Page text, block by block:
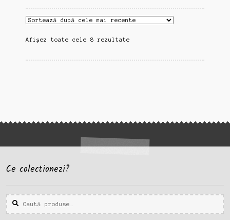
Afișez toate cele 8 rezultateSortat
cele
Ce colectionezi?
Caută
după:
Caută